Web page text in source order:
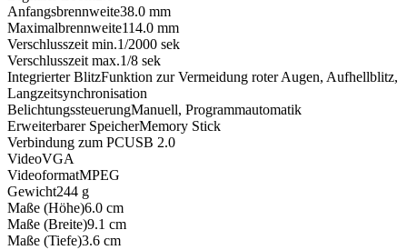
Anfangsbrennweite38.0 mm
Maximalbrennweite114.0 mm
Verschlusszeit min.1/2000 sek
Verschlusszeit max.1/8 sek
Integrierter BlitzFunktion zur Vermeidung roter Augen, Aufhellblitz,
Langzeitsynchronisation
BelichtungssteuerungManuell, Programmautomatik
Erweiterbarer SpeicherMemory Stick
Verbindung zum PCUSB 2.0
VideoVGA
VideoformatMPEG
Gewicht244 g
Maße (Höhe)6.0 cm
Maße (Breite)9.1 cm
Maße (Tiefe)3.6 cm